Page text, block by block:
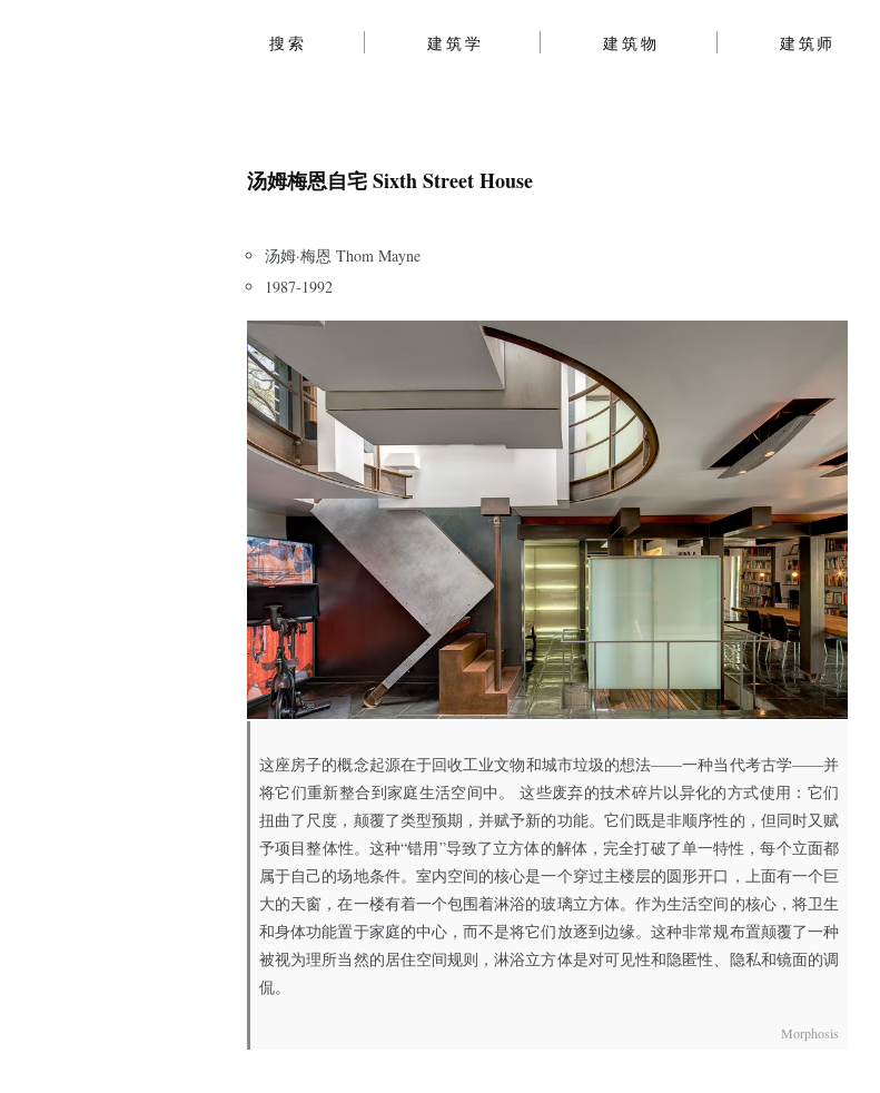
搜索 建筑学 建筑物 建筑师
汤姆梅恩自宅 Sixth Street House
汤姆·梅恩 Thom Mayne
1987-1992
这座房子的概念起源在于回收工业文物和城市垃圾的想法——一种当代考古学——并
将它们重新整合到家庭生活空间中。 这些废弃的技术碎片以异化的方式使用：它们
扭曲了尺度，颠覆了类型预期，并赋予新的功能。它们既是非顺序性的，但同时又赋
予项目整体性。这种“错用”导致了立方体的解体，完全打破了单一特性，每个立面都
属于自己的场地条件。室内空间的核心是一个穿过主楼层的圆形开口，上面有一个巨
大的天窗，在一楼有着一个包围着淋浴的玻璃立方体。作为生活空间的核心，将卫生
和身体功能置于家庭的中心，而不是将它们放逐到边缘。这种非常规布置颠覆了一种
被视为理所当然的居住空间规则，淋浴立方体是对可见性和隐匿性、隐私和镜面的调
侃。
Morphosis